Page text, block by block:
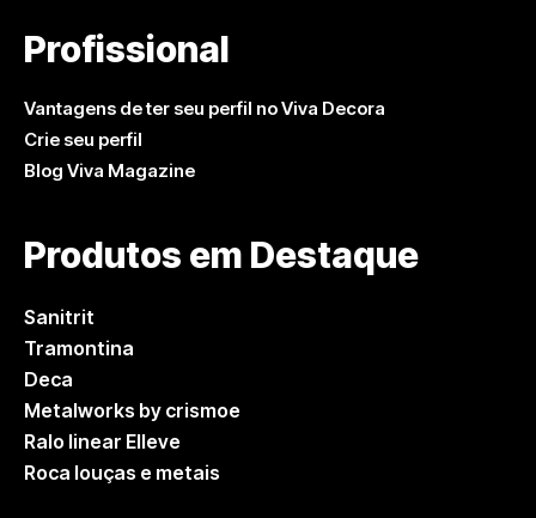
Profissional
Vantagens de ter seu perfil no Viva Decora
Crie seu perfil
Blog Viva Magazine
Produtos em Destaque
Sanitrit
Tramontina
Deca
Metalworks by crismoe
Ralo linear Elleve
Roca louças e metais